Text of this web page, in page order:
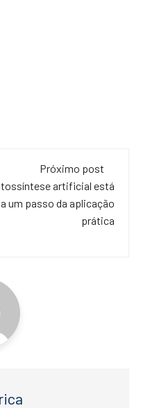
Próximo post
artificial está
a um passo da aplicação
prática